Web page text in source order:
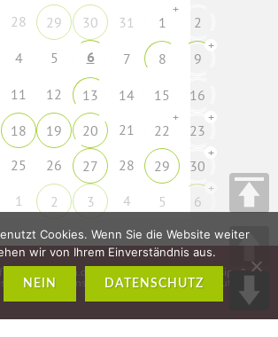
28 29 30 31 1
+
2
4 5 6 7 8 9
+
11 12 13 14 15
16
18 19 20 21 22
+
23
+
25 26 27 28 29 30
+
1 2 3 4 5 6
+
fladungen-rhoen.de
• Idee, Konzeption, Webdesign &
Media Solutions GmbH – www.crossmediasolutions.de
Cookies. Wenn Sie die Website weiter
wir von Ihrem Einverständnis aus.
NEIN DATENSCHUTZ